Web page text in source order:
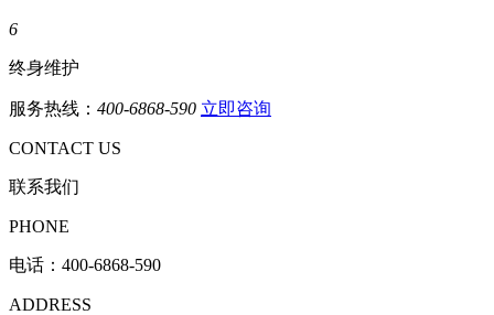
6
终身维护
服务热线： 400-6868-590 立即咨询
CONTACT US
联系我们
PHONE
电话： 400-6868-590
ADDRESS